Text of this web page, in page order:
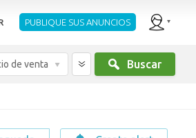
PUBLIQUE SUS ANUNCIOS
de venta Buscar